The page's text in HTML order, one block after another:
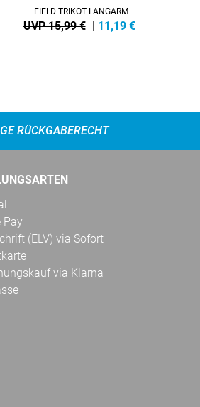
FIELD TRIKOT LANGARM
UVP 15,99 € | 11,19 €
RÜCKGABERECHT
Pay
(ELV) via Sofort
via Klarna